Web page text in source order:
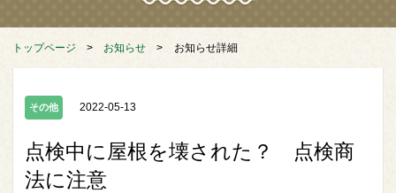
トップページ > お知らせ > お知らせ詳細
その他 2022-05-13
点検中に屋根を壊された？ 点検商
法に注意